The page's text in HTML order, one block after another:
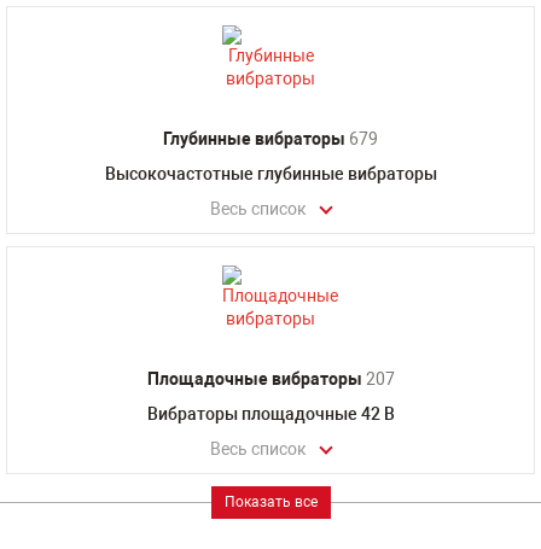
Глубинные вибраторы 679
Высокочастотные глубинные вибраторы
Весь список
Площадочные вибраторы 207
Вибраторы площадочные 42 В
Весь список
Показать все